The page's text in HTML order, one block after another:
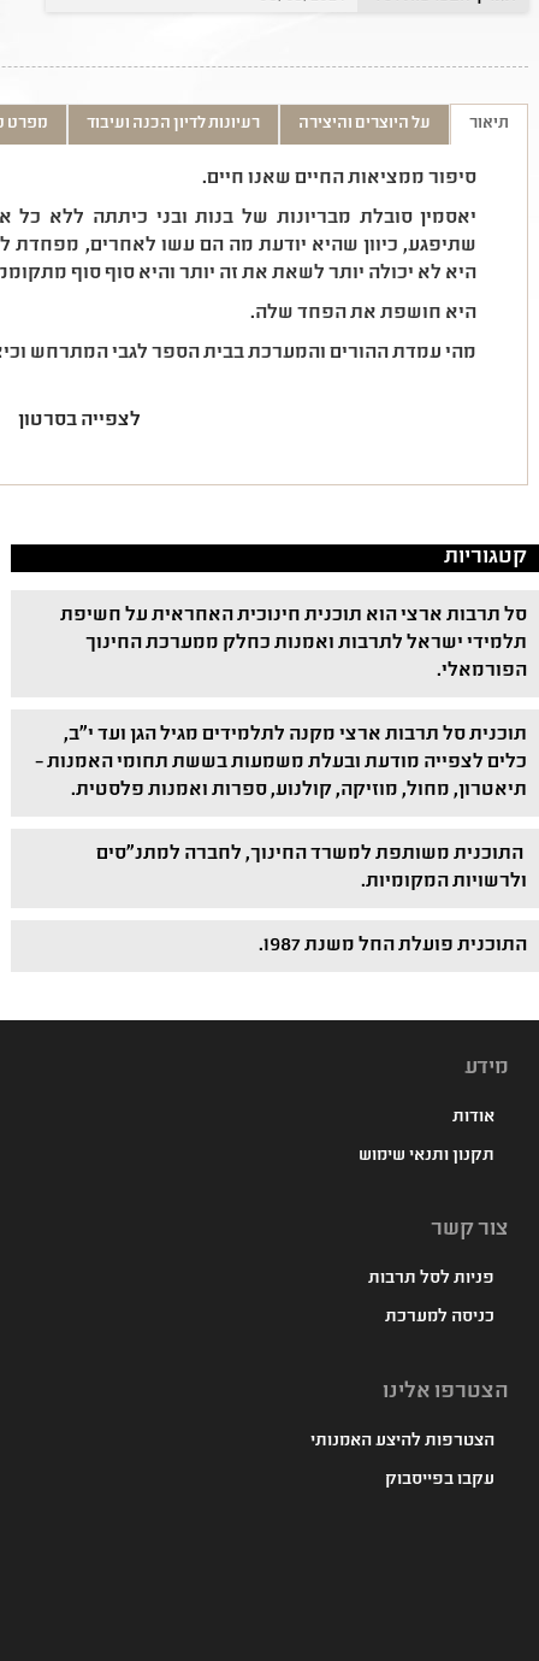
תיאור על היוצרים והיצירה רעיונות לדיון הכנה ועיבוד מפרט
סיפור ממציאות החיים שאנו חיים.
יאסמין סובלת מבריונות של בנות ובני כיתתה ללא
שתיפגע, כיוון שהיא יודעת מה הם עשו לאחרים,
היא לא יכולה יותר לשאת את זה יותר והיא סוף סוף
היא חושפת את הפחד שלה.
מהי עמדת ההורים והמערכת בבית הספר לגבי המתרחש
לצפייה בסרטון
קטגוריות
סל תרבות ארצי הוא תוכנית חינוכית האחראית על חשיפת
תלמידי ישראל לתרבות ואמנות כחלק ממערכת החינוך
הפורמאלי.
תוכנית סל תרבות ארצי מקנה לתלמידים מגיל הגן ועד י"ב,
כלים לצפייה מודעת ובעלת משמעות בששת תחומי האמנות –
תיאטרון, מחול, מוזיקה, קולנוע, ספרות ואמנות פלסטית.
התוכנית משותפת למשרד החינוך, לחברה למתנ"סים
ולרשויות המקומיות.
התוכנית פועלת החל משנת 1987.
מידע
אודות
תקנון ותנאי שימוש
צור קשר
פניות לסל תרבות
כניסה למערכת
הצטרפו אלינו
הצטרפות להיצע האמנותי
עקבו בפייסבוק